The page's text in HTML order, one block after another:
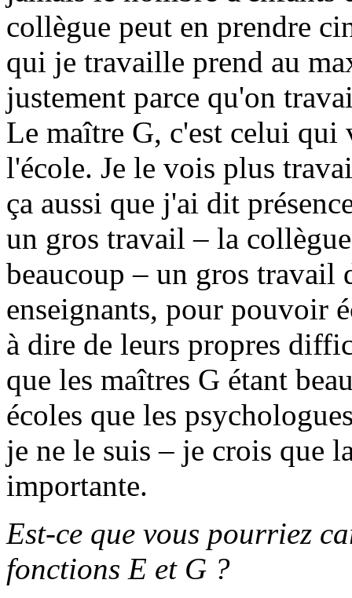
collègue peut en prendre
qui je travaille prend au
justement parce qu'on
Le maître G, c'est celui qui
l'école. Je le vois plus
ça aussi que j'ai dit
un gros travail – la
beaucoup – un gros travail
enseignants, pour pouvoir
à dire de leurs propres
que les maîtres G étant
écoles que les
je ne le suis – je crois que
importante.
Est-ce que vous pourriez
fonctions E et G ?